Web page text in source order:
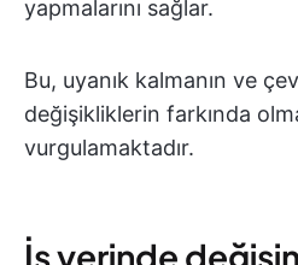
yapmalarını sağlar.
Bu, uyanık kalmanın ve
değişikliklerin farkında
vurgulamaktadır.
İş yerinde